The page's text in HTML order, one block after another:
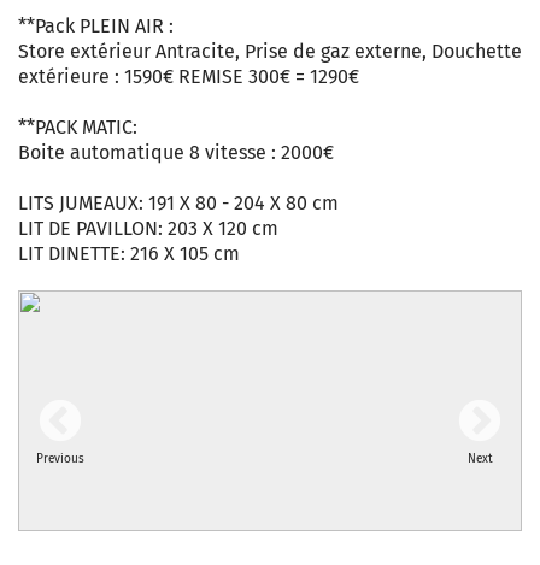
**Pack PLEIN AIR :
Store extérieur Antracite, Prise de gaz externe, Douchette
extérieure : 1590€ REMISE 300€ = 1290€
**PACK MATIC:
Boite automatique 8 vitesse : 2000€
LITS JUMEAUX: 191 X 80 - 204 X 80 cm
LIT DE PAVILLON: 203 X 120 cm
LIT DINETTE: 216 X 105 cm
Previous Next